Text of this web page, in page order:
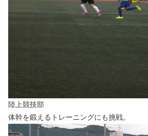
陸上競技部
体幹を鍛えるトレーニングにも挑戦。